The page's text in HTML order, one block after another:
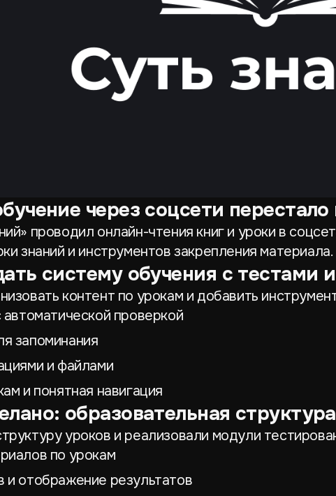
через соцсети
проводил онлайн-чтения книг и уроки в
знаний и инструментов закрепления
систему обучения с тестами
контент по урокам и добавить
проверкой
запоминания
и файлами
и понятная навигация
образовательная
уроков и реализовали модули
по урокам
и отображение результатов